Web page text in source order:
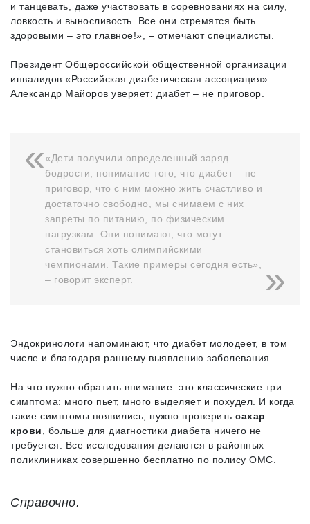
и танцевать, даже участвовать в соревнованиях на силу,
ловкость и выносливость. Все они стремятся быть
здоровыми – это главное!», – отмечают специалисты.
Президент Общероссийской общественной организации
инвалидов «Российская диабетическая ассоциация»
Александр Майоров уверяет: диабет – не приговор.
«Дети получили определенный заряд
бодрости, понимание того, что диабет – не
приговор, что с ним можно жить счастливо и
достаточно свободно, мы снимаем с них
запреты по питанию, по физическим
нагрузкам. Они понимают, что могут
становиться хоть олимпийскими
чемпионами. Такие примеры сегодня есть»,
– говорит эксперт.
Эндокринологи напоминают, что диабет молодеет, в том
числе и благодаря раннему выявлению заболевания.
На что нужно обратить внимание: это классические три
симптома: много пьет, много выделяет и похудел. И когда
такие симптомы появились, нужно проверить сахар
крови , больше для диагностики диабета ничего не
требуется. Все исследования делаются в районных
поликлиниках совершенно бесплатно по полису ОМС.
Справочно.